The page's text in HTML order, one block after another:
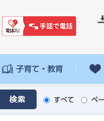
子育て・教育
すべて ペ